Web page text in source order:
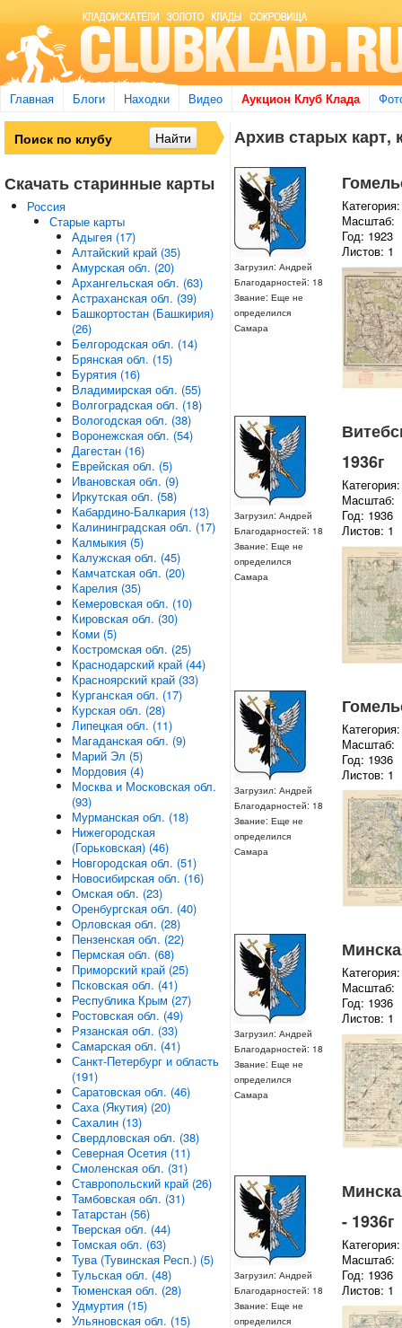
Главная Блоги Находки Видео Аукцион Клуб Клада
Архив старых карт,
Загрузил: Андрей
Благодарностей: 18
Звание: Еще не
определился
Самара
Масштаб:
Год: 1923
Листов: 1
Загрузил: Андрей
Благодарностей: 18
Звание: Еще не
определился
Самара
1936г
Масштаб:
Год: 1936
Листов: 1
Загрузил: Андрей
Благодарностей: 18
Звание: Еще не
определился
Самара
Масштаб:
Год: 1936
Листов: 1
Загрузил: Андрей
Благодарностей: 18
Звание: Еще не
определился
Самара
Масштаб:
Год: 1936
Листов: 1
Загрузил: Андрей
Благодарностей: 18
Звание: Еще не
определился
- 1936г
Масштаб:
Год: 1936
Листов: 1
Скачать старинные карты
Россия
Старые карты
Адыгея (17)
Алтайский край (35)
Амурская обл. (20)
Архангельская обл. (63)
Астраханская обл. (39)
Башкортостан (Башкирия)
(26)
Белгородская обл. (14)
Брянская обл. (15)
Бурятия (16)
Владимирская обл. (55)
Волгоградская обл. (18)
Вологодская обл. (38)
Воронежская обл. (54)
Дагестан (16)
Еврейская обл. (5)
Ивановская обл. (9)
Иркутская обл. (58)
Кабардино-Балкария (13)
Калининградская обл. (17)
Калмыкия (5)
Калужская обл. (45)
Камчатская обл. (20)
Карелия (35)
Кемеровская обл. (10)
Кировская обл. (30)
Коми (5)
Костромская обл. (25)
Краснодарский край (44)
Красноярский край (33)
Курганская обл. (17)
Курская обл. (28)
Липецкая обл. (11)
Магаданская обл. (9)
Марий Эл (5)
Мордовия (4)
Москва и Московская обл.
(93)
Мурманская обл. (18)
Нижегородская
(Горьковская) (46)
Новгородская обл. (51)
Новосибирская обл. (16)
Омская обл. (23)
Оренбургская обл. (40)
Орловская обл. (28)
Пензенская обл. (22)
Пермская обл. (68)
Приморский край (25)
Псковская обл. (41)
Республика Крым (27)
Ростовская обл. (49)
Рязанская обл. (33)
Самарская обл. (41)
Санкт-Петербург и область
(191)
Саратовская обл. (46)
Саха (Якутия) (20)
Сахалин (13)
Свердловская обл. (38)
Северная Осетия (11)
Смоленская обл. (31)
Ставропольский край (26)
Тамбовская обл. (31)
Татарстан (56)
Тверская обл. (44)
Томская обл. (63)
Тува (Тувинская Респ.) (5)
Тульская обл. (48)
Тюменская обл. (28)
Удмуртия (15)
Ульяновская обл. (15)